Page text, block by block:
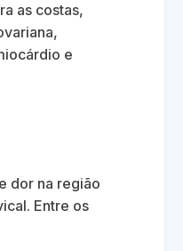
as costas,
e
dor na região
Entre os